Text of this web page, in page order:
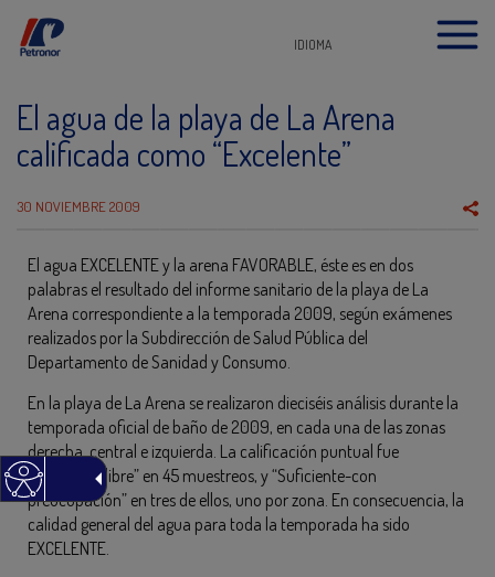
IDIOMA
El agua de la playa de La Arena
calificada como “Excelente”
30 NOVIEMBRE 2009
El agua EXCELENTE y la arena FAVORABLE, éste es en dos
palabras el resultado del informe sanitario de la playa de La
Arena correspondiente a la temporada 2009, según exámenes
realizados por la Subdirección de Salud Pública del
Departamento de Sanidad y Consumo.
En la playa de La Arena se realizaron dieciséis análisis durante la
temporada oficial de baño de 2009, en cada una de las zonas
derecha, central e izquierda. La calificación puntual fue
“Excelente-libre” en 45 muestreos, y “Suficiente-con
preocupación” en tres de ellos, uno por zona. En consecuencia, la
calidad general del agua para toda la temporada ha sido
EXCELENTE.